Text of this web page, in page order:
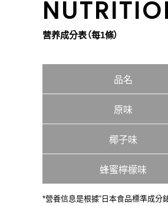
营养成分表（每1條）
品名
原味
椰子味
蜂蜜檸檬味
*營養信息是根據“日本食品標準成分